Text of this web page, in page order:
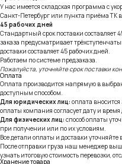
У нас имеется складская программа с
Санкт-Петербург или пункта приёма ТК
45 рабочих дней
Стандартный срок поставки составляет
заказа предусматривает
доставки составляет 45 рабочих дней.
Работаем по системе предзаказа.
Пожалуйста, уточняйте срок поставки
Оплата
Оплата производится напрямую в
доступным способом.
Для юридических лиц: оплата вносится
оплаты компания согласует дату и время
Для физических лиц: способ оплаты
при получении или по их условиям.
Все детали оплаты и доставки
После отправки груза наш менеджер
узнать итоговую стоимость перевозки,
Хранение товара